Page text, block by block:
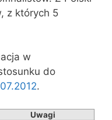
z których 5
w
do
.
Uwagi